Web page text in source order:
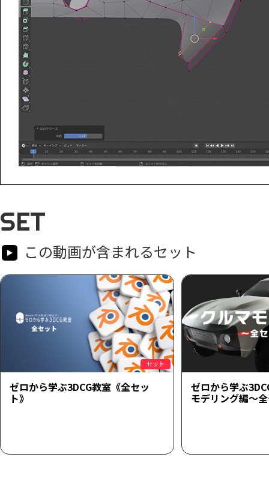
SET
この動画が含まれるセット
セット
ゼロから学ぶ3DCG教室《全セッ
ト》
ゼロから学ぶ
モデリング編～